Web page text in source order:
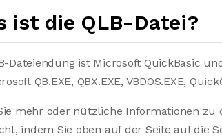
ist die QLB-Datei?
Dateiendung ist Microsoft QuickBasic
QB.EXE, QBX.EXE, VBDOS.EXE,
mehr oder nützliche Informationen zu
indem Sie oben auf der Seite auf die